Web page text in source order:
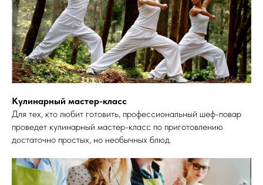
Кулинарный мастер-класс
Для тех, кто любит готовить, профессиональный шеф-повар
проведет кулинарный мастер-класс по приготовлению
достаточно простых, но необычных блюд.